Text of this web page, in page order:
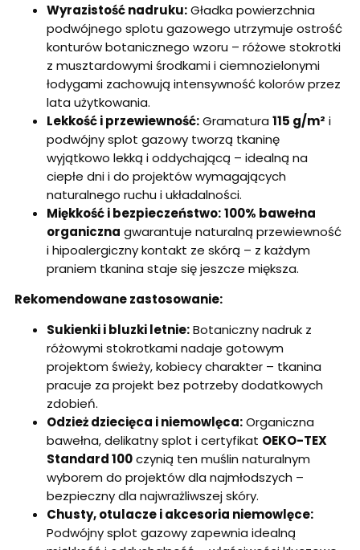
Wyrazistość nadruku:Gładka powierzchnia
podwójnego splotu gazowego utrzymuje ostrość
konturów botanicznego wzoru – różowe stokrotki
z musztardowymi środkami i ciemnozielonymi
łodygami zachowują intensywność kolorów przez
lata użytkowania.
Lekkość i przewiewność:Gramatura 115 g/m² i
podwójny splot gazowy tworzą tkaninę
wyjątkowo lekką i oddychającą – idealną na
ciepłe dni i do projektów wymagających
naturalnego ruchu i układalności.
Miękkość i bezpieczeństwo:100% bawełna
organiczna gwarantuje naturalną przewiewność
i hipoalergiczny kontakt ze skórą – z każdym
praniem tkanina staje się jeszcze miększa.
Rekomendowane zastosowanie:
Sukienki i bluzki letnie:Botaniczny nadruk z
różowymi stokrotkami nadaje gotowym
projektom świeży, kobiecy charakter – tkanina
pracuje za projekt bez potrzeby dodatkowych
zdobień.
Odzież dziecięca i niemowlęca:Organiczna
bawełna, delikatny splot i certyfikat OEKO-TEX
Standard 100czynią ten muślin naturalnym
wyborem do projektów dla najmłodszych –
bezpieczny dla najwrażliwszej skóry.
Chusty, otulacze i akcesoria niemowlęce:
Podwójny splot gazowy zapewnia idealną